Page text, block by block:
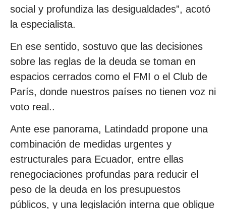
social y profundiza las desigualdades”, acotó
la especialista.
En ese sentido, sostuvo que las decisiones
sobre las reglas de la deuda se toman en
espacios cerrados como el FMI o el Club de
París, donde nuestros países no tienen voz ni
voto real..
Ante ese panorama, Latindadd propone una
combinación de medidas urgentes y
estructurales para Ecuador, entre ellas
renegociaciones profundas para reducir el
peso de la deuda en los presupuestos
públicos, y una legislación interna que obligue